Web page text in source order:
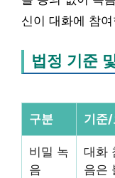
신이 대화에 참
법정 기준
구분 기준
비밀 녹
음
대화
음은